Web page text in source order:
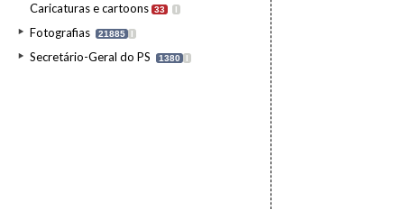
Caricaturas e cartoons 33 I
Fotografias 21885 I
Secretário-Geral do PS 1380 I